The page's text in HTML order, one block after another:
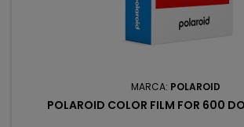
MARCA: POLAROID
POLAROID COLOR FILM FOR 600